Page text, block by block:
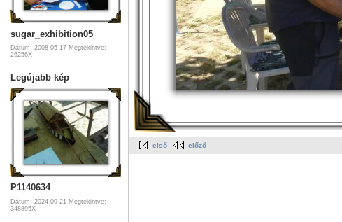
sugar_exhibition05
Dátum: 2008-05-17 Megtekintve:
26256X
Legújabb kép
P1140634
Dátum: 2024-09-21 Megtekintve:
348895X
első előző